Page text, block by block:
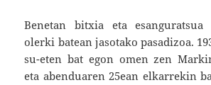
Benetan bitxia eta esanguratsua
olerki batean jasotako pasadizoa.
su-eten bat egon omen zen
eta abenduaren 25ean elkarrekin